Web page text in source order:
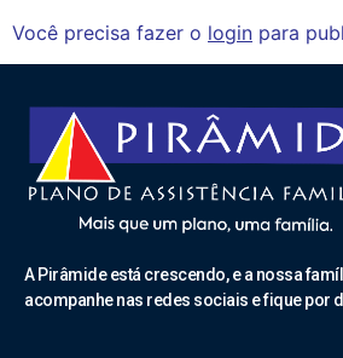
Você precisa fazer o login para
A Pirâmide está crescendo, e a nossa
acompanhe nas redes sociais e fique por